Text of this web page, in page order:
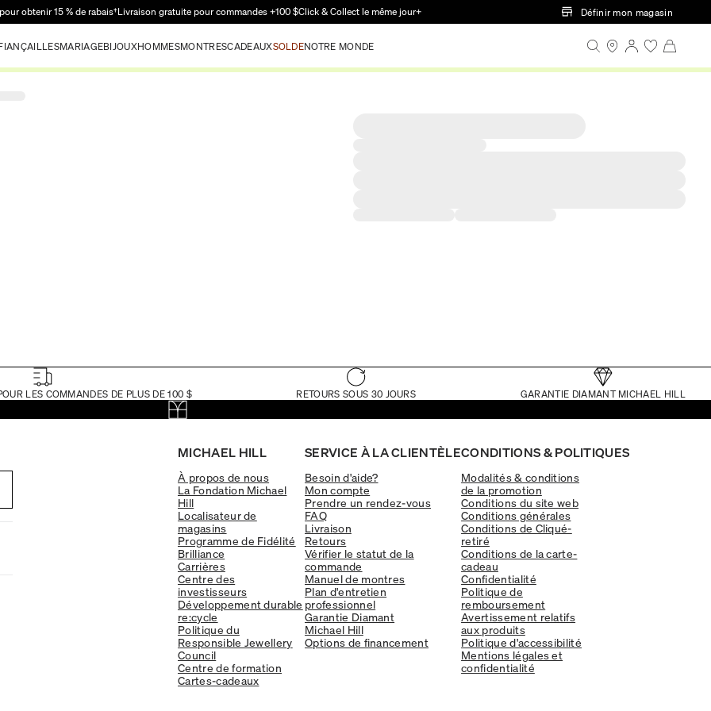
Passer au contenu principal
obtenir 15 % de rabais†Livraison gratuite pour commandes +100 $Click & Collect le même jour+ Définir mon magasin
MARIAGEBIJOUXHOMMESMONTRESCADEAUXSOLDENOTRE MONDE
LES COMMANDES DE PLUS DE 100 $ RETOURS SOUS 30 JOURS GARANTIE DIAMANT MICHAEL HILL
MICHAEL HILL
À propos de nous
La Fondation Michael
Hill
Localisateur de
magasins
Programme de Fidélité
Brilliance
Carrières
Centre des
investisseurs
Développement durable
re:cycle
Politique du
Responsible Jewellery
Council
Centre de formation
Cartes-cadeaux
SERVICE À LA CLIENTÈLE
Besoin d'aide?
Mon compte
Prendre un rendez-vous
FAQ
Livraison
Retours
Vérifier le statut de la
commande
Manuel de montres
Plan d'entretien
professionnel
Garantie Diamant
Michael Hill
Options de financement
CONDITIONS & POLITIQUES
Modalités & conditions
de la promotion
Conditions du site web
Conditions générales
Conditions de Cliqué-
retiré
Conditions de la carte-
cadeau
Confidentialité
Politique de
remboursement
Avertissement relatifs
aux produits
Politique d'accessibilité
Mentions légales et
confidentialité